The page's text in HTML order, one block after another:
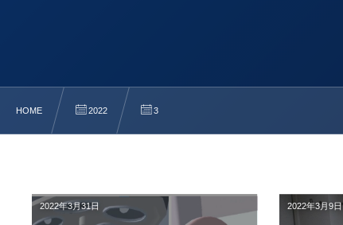
HOME 2022 3
2022年3月31日 2022年3月9日